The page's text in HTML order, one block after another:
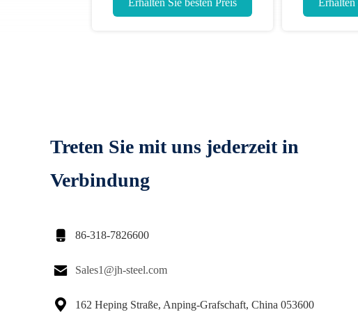
Kunststoffholz Füllmaterial
Erhalten Sie besten Preis
Erhalten
Treten Sie mit uns jederzeit in
Verbindung
 86-318-7826600
 Sales1@jh-steel.com
 162 Heping Straße, Anping-Grafschaft, China 053600